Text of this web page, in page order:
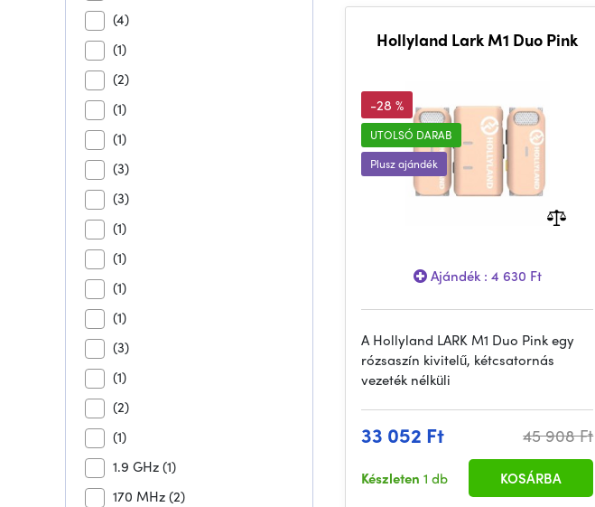
(4)
(1)
(2)
(1)
(1)
(3)
(3)
(1)
(1)
(1)
(1)
(3)
(1)
(2)
(1)
1.9 GHz(1)
170 MHz(2)
Hollyland Lark M1 Duo Pink
-28 %
UTOLSÓ DARAB
Plusz ajándék
Ajándék : 4 630 Ft
A Hollyland LARK M1 Duo Pink egy
rózsaszín kivitelű, kétcsatornás
vezeték nélküli
33 052 Ft 45 908 Ft
Készleten 1 db KOSÁRBA